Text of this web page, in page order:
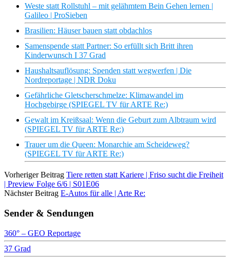
Weste statt Rollstuhl – mit gelähmtem Bein Gehen lernen |
Galileo | ProSieben
Brasilien: Häuser bauen statt obdachlos
Samenspende statt Partner: So erfüllt sich Britt ihren
Kinderwunsch I 37 Grad
Haushaltsauflösung: Spenden statt wegwerfen | Die
Nordreportage | NDR Doku
Gefährliche Gletscherschmelze: Klimawandel im
Hochgebirge (SPIEGEL TV für ARTE Re:)
Gewalt im Kreißsaal: Wenn die Geburt zum Albtraum wird
(SPIEGEL TV für ARTE Re:)
Trauer um die Queen: Monarchie am Scheideweg?
(SPIEGEL TV für ARTE Re:)
Vorheriger Beitrag Tiere retten statt Kariere | Friso sucht die Freiheit
| Preview Folge 6/6 | S01E06
Nächster Beitrag E-Autos für alle | Arte Re:
Sender & Sendungen
360° – GEO Reportage
37 Grad